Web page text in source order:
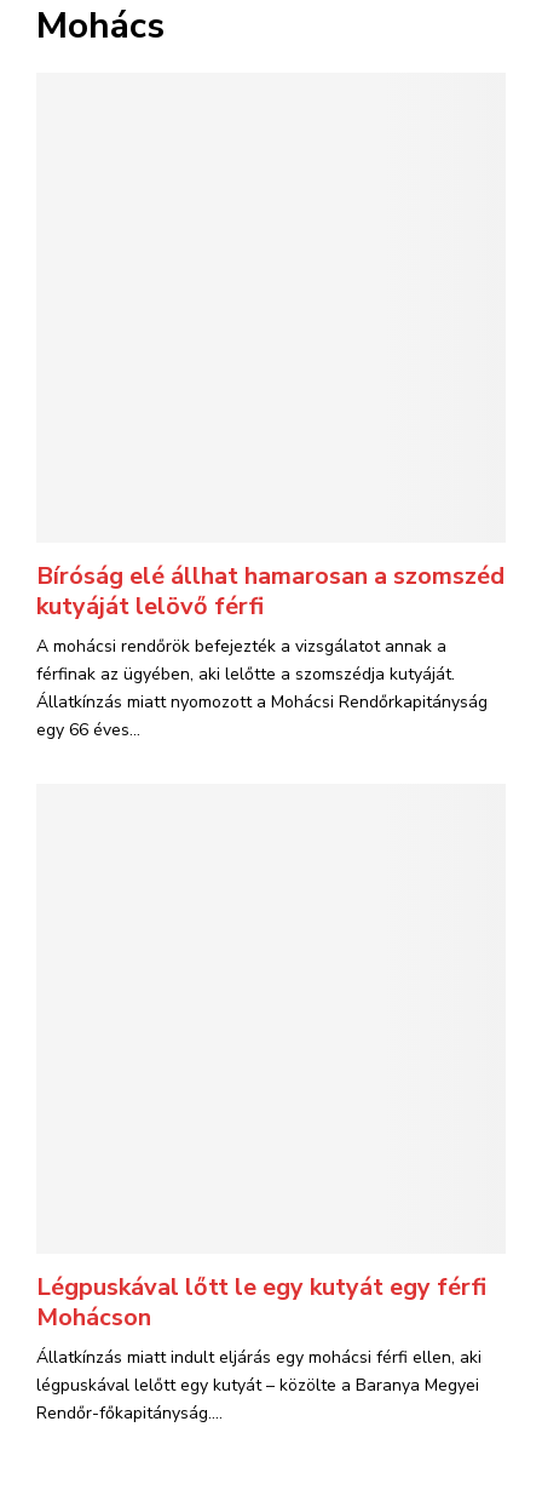
Mohács
Bíróság elé állhat hamarosan a szomszéd
kutyáját lelövő férfi
A mohácsi rendőrök befejezték a vizsgálatot annak a
férfinak az ügyében, aki lelőtte a szomszédja kutyáját.
Állatkínzás miatt nyomozott a Mohácsi Rendőrkapitányság
egy 66 éves...
Légpuskával lőtt le egy kutyát egy férfi
Mohácson
Állatkínzás miatt indult eljárás egy mohácsi férfi ellen, aki
légpuskával lelőtt egy kutyát – közölte a Baranya Megyei
Rendőr-főkapitányság....